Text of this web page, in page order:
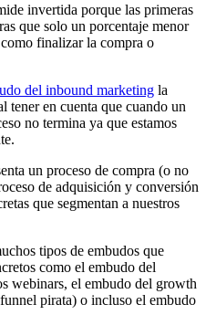
invertida porque las primeras
que solo un porcentaje menor
finalizar la compra o
del inbound marketing la
tener en cuenta que cuando un
no termina ya que estamos
un proceso de compra (o no
de adquisición y conversión
que segmentan a nuestros
tipos de embudos que
como el embudo del
webinars, el embudo del growth
pirata) o incluso el embudo